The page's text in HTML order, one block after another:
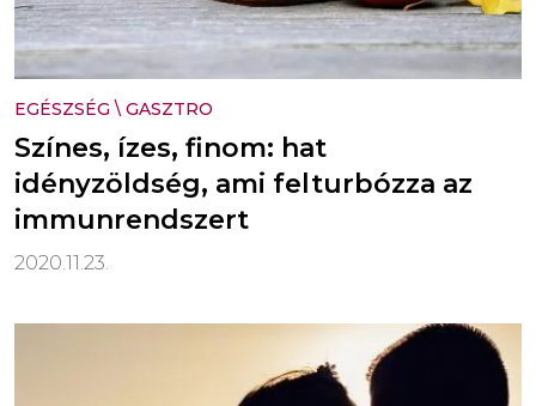
EGÉSZSÉG \ GASZTRO
Színes, ízes, finom: hat
idényzöldség, ami felturbózza az
immunrendszert
2020.11.23.